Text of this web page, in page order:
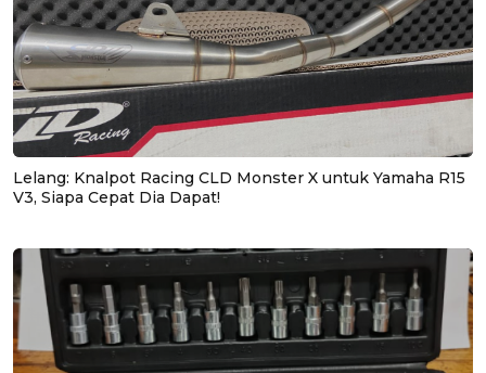
Lelang: Knalpot Racing CLD Monster X untuk Yamaha R15
V3, Siapa Cepat Dia Dapat!